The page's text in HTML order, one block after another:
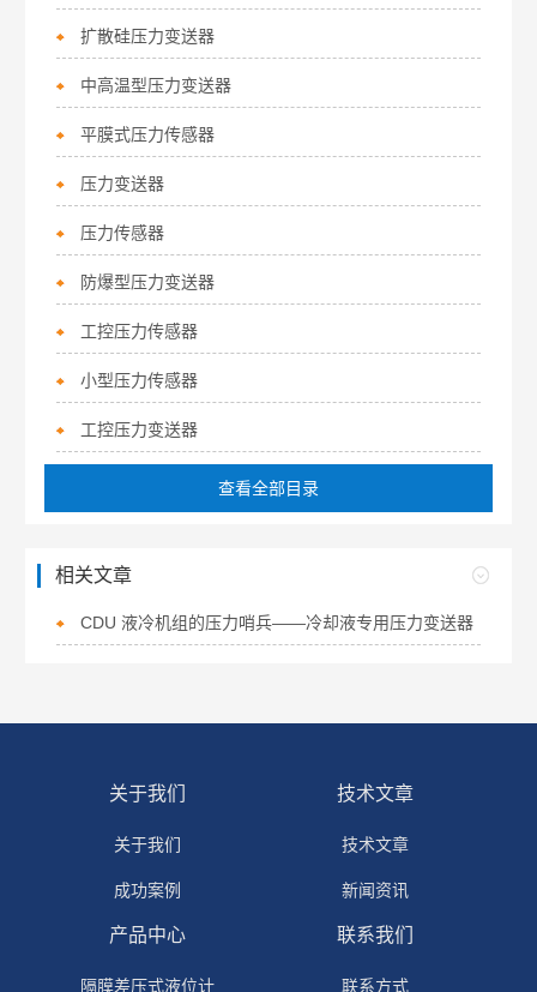
扩散硅压力变送器
中高温型压力变送器
平膜式压力传感器
压力变送器
压力传感器
防爆型压力变送器
工控压力传感器
小型压力传感器
工控压力变送器
查看全部目录
相关文章
CDU 液冷机组的压力哨兵——冷却液专用压力变送器
关于我们
关于我们
成功案例
技术文章
技术文章
新闻资讯
产品中心
隔膜差压式液位计
联系我们
联系方式